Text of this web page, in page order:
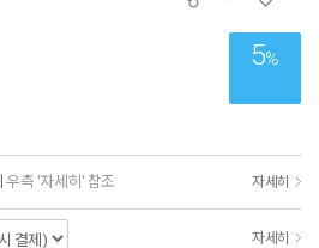
5%
우측 '자세히' 참조 자세히
자세히